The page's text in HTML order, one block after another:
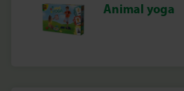
Animal yoga